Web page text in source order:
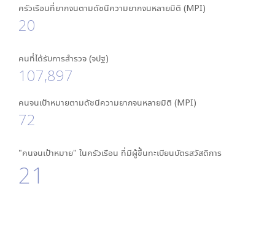
ครัวเรือนที่ยากจนตามดัชนีความยากจนหลายมิติ (MPI)
20
คนที่ได้รับการสำรวจ (จปฐ)
107,897
คนจนเป้าหมายตามดัชนีความยากจนหลายมิติ (MPI)
72
"คนจนเป้าหมาย" ในครัวเรือน ที่มีผู้ขึ้นทะเบียนบัตรสวัสดิการ
21